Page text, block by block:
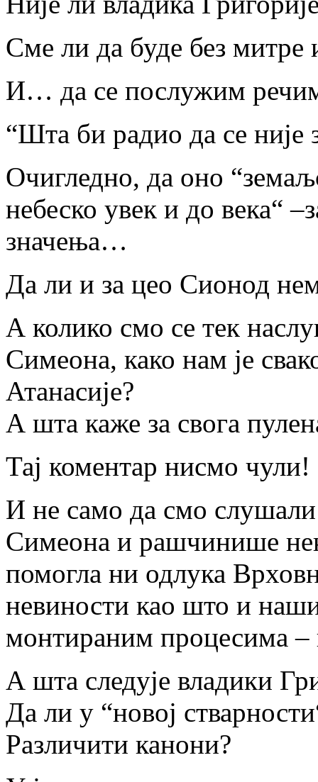
Сме ли да буде без митре
И… да се послужим
“Шта би радио да се није
Очигледно, да оно
небеско увек и до века“
значења…
Да ли и за цео Сионод
А колико смо се тек
Симеона, како нам је
Атанасије?
А шта каже за свога
Тај коментар нисмо чули!
И не само да смо
Симеона и рашчинише
помогла ни одлука
невиности као што и
монтираним процесима
А шта следује владики
Да ли у “новој
Различити канони?